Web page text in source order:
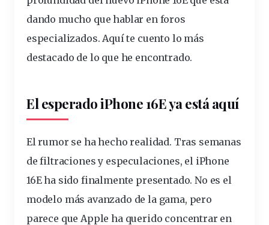
dando mucho que hablar en foros
especializados. Aquí te cuento lo más
destacado de lo que he encontrado.
El esperado iPhone 16E ya está aquí
El rumor se ha hecho realidad. Tras semanas
de filtraciones y especulaciones, el iPhone
16E ha sido finalmente presentado. No es el
modelo más avanzado de la gama, pero
parece que Apple ha querido concentrar en